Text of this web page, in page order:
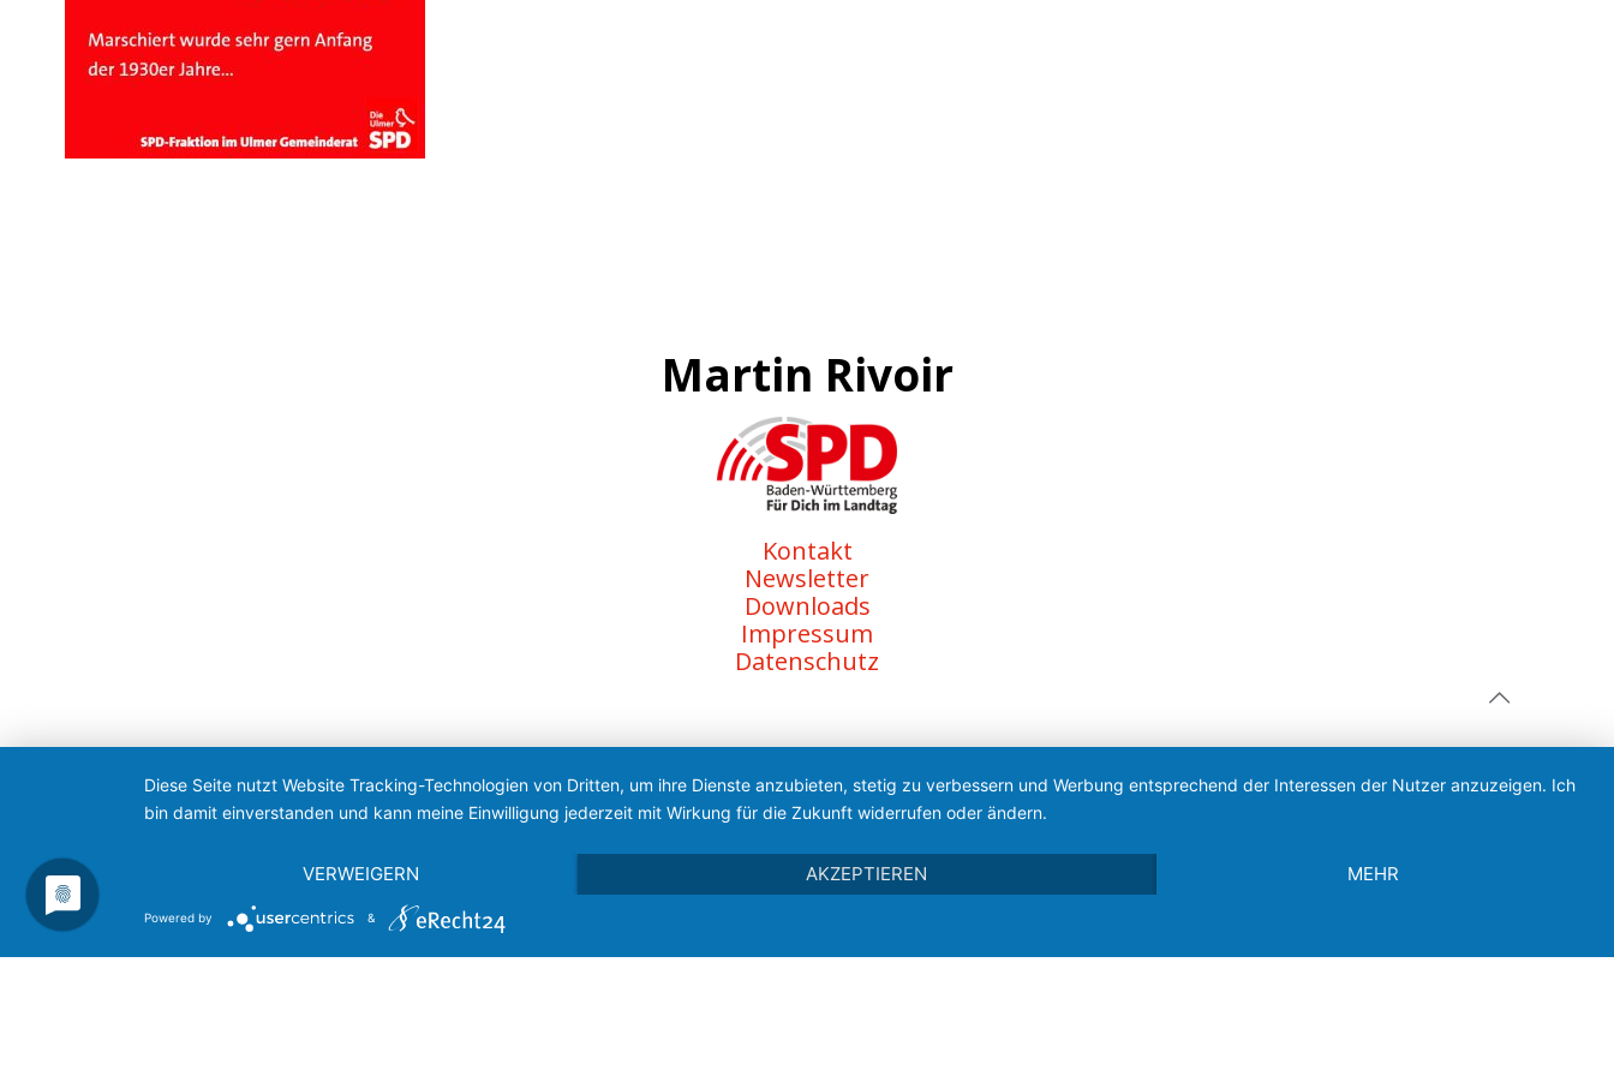
Martin Rivoir
Kontakt
Newsletter
Downloads
Impressum
Datenschutz
Diese Seite nutzt Website Tracking-Technologien von Dritten, um ihre Dienste anzubieten, stetig zu verbessern und Werbung entsprechend der Interessen der Nutzer anzuzeigen. Ich
bin damit einverstanden und kann meine Einwilligung jederzeit mit Wirkung für die Zukunft widerrufen oder ändern.
VERWEIGERN AKZEPTIEREN MEHR
Powered by &